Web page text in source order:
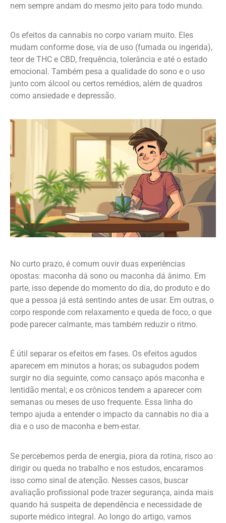
nem sempre andam do mesmo jeito para todo mundo.
Os efeitos da cannabis no corpo variam muito. Eles
mudam conforme dose, via de uso (fumada ou ingerida),
teor de THC e CBD, frequência, tolerância e até o estado
emocional. Também pesa a qualidade do sono e o uso
junto com álcool ou certos remédios, além de quadros
como ansiedade e depressão.
No curto prazo, é comum ouvir duas experiências
opostas: maconha dá sono ou maconha dá ânimo. Em
parte, isso depende do momento do dia, do produto e do
que a pessoa já está sentindo antes de usar. Em outras, o
corpo responde com relaxamento e queda de foco, o que
pode parecer calmante, mas também reduzir o ritmo.
É útil separar os efeitos em fases. Os efeitos agudos
aparecem em minutos a horas; os subagudos podem
surgir no dia seguinte, como cansaço após maconha e
lentidão mental; e os crônicos tendem a aparecer com
semanas ou meses de uso frequente. Essa linha do
tempo ajuda a entender o impacto da cannabis no dia a
dia e o uso de maconha e bem-estar.
Se percebemos perda de energia, piora da rotina, risco ao
dirigir ou queda no trabalho e nos estudos, encaramos
isso como sinal de atenção. Nesses casos, buscar
avaliação profissional pode trazer segurança, ainda mais
quando há suspeita de dependência e necessidade de
suporte médico integral. Ao longo do artigo, vamos